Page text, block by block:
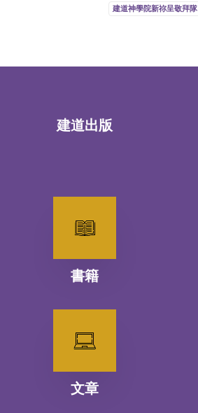
建道神學院新祢呈敬拜隊
建道出版
書籍
文章